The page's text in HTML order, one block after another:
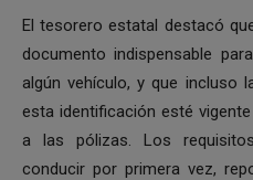
El tesorero estatal destacó
documento indispensable
algún vehículo, y que incluso
esta identificación esté
a las pólizas. Los
conducir por primera vez,